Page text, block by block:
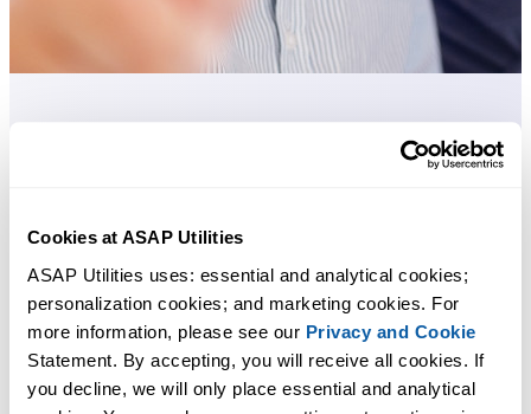
Cookies at ASAP Utilities
ASAP Utilities uses: essential and analytical cookies;
personalization cookies; and marketing cookies. For
more information, please see our Privacy and Cookie
Statement. By accepting, you will receive all cookies. If
you decline, we will only place essential and analytical
Ferramentas práticas que muitos usuários do Excel gostariam de ter
Economize tempo no Excel. Simples assim.
O ASAP Utilities ajuda você a economizar tempo e fazer coisas que o
Excel por si só não consegue fazer.
Você pode começar imediatamente. Não é necessário treinamento.